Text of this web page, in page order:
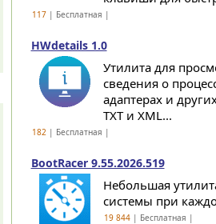
117| Бесплатная |
HWdetails 1.0
Утилита для
сведения о
адаптерах и
TXT и XML...
182| Бесплатная |
BootRacer 9.55.2026.519
Небольшая
системы при
19 844| Бесплатная |